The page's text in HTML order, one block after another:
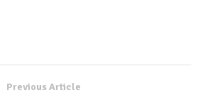
Previous Article